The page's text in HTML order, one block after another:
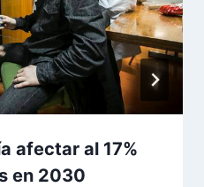
afectar al 17%
en 2030